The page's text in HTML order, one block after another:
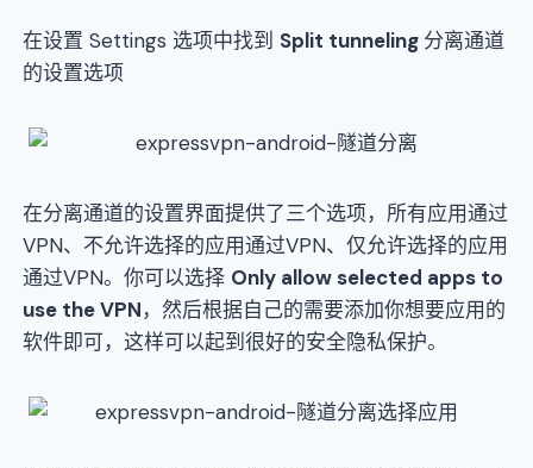
在设置 Settings 选项中找到 Split tunneling 分离通道
的设置选项
在分离通道的设置界面提供了三个选项，所有应用通过
VPN、不允许选择的应用通过VPN、仅允许选择的应用
通过VPN。你可以选择 Only allow selected apps to
use the VPN，然后根据自己的需要添加你想要应用的
软件即可，这样可以起到很好的安全隐私保护。